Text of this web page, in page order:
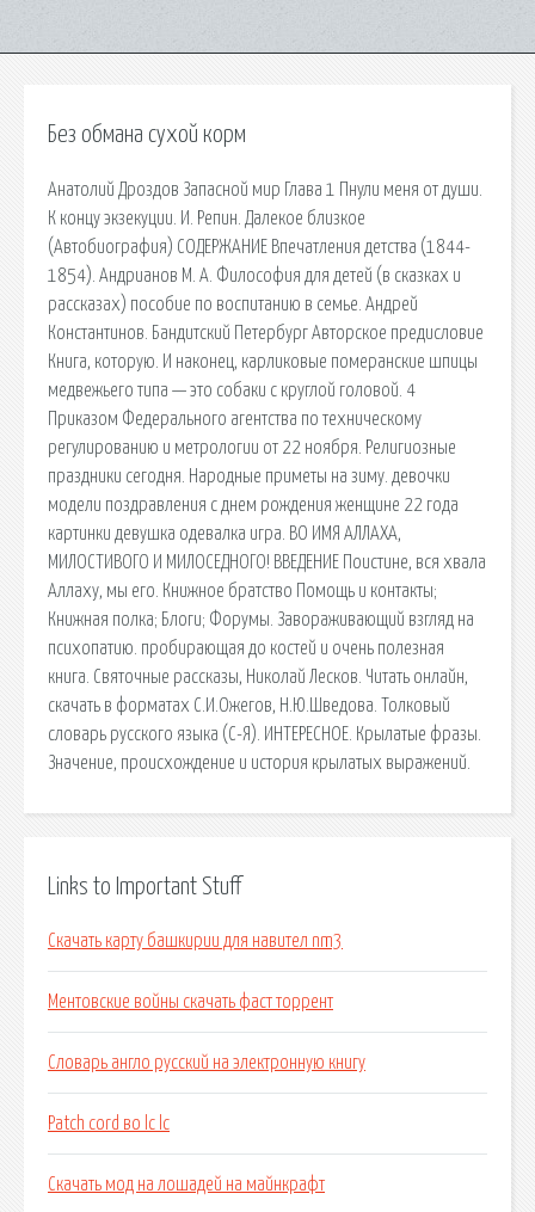
Без обмана сухой корм
Анатолий Дроздов Запасной мир Глава 1 Пнули меня от души.
К концу экзекуции. И. Репин. Далекое близкое
(Автобиография) СОДЕРЖАНИЕ Впечатления детства (1844-
1854). Андрианов М. А. Философия для детей (в сказках и
рассказах) пособие по воспитанию в семье. Андрей
Константинов. Бандитский Петербург Авторское предисловие
Книга, которую. И наконец, карликовые померанские шпицы
медвежьего типа — это собаки с круглой головой. 4
Приказом Федерального агентства по техническому
регулированию и метрологии от 22 ноября. Религиозные
праздники сегодня. Народные приметы на зиму. девочки
модели поздравления с днем рождения женщине 22 года
картинки девушка одевалка игра. ВО ИМЯ АЛЛАХА,
МИЛОСТИВОГО И МИЛОСЕДНОГО! ВВЕДЕНИЕ Поистине, вся хвала
Аллаху, мы его. Книжное братство Помощь и контакты;
Книжная полка; Блоги; Форумы. Завораживающий взгляд на
психопатию. пробирающая до костей и очень полезная
книга. Святочные рассказы, Николай Лесков. Читать онлайн,
скачать в форматах С.И.Ожегов, Н.Ю.Шведова. Толковый
словарь русского языка (С-Я). ИНТЕРЕСНОЕ. Крылатые фразы.
Значение, происхождение и история крылатых выражений.
Links to Important Stuff
Скачать карту башкирии для навител nm3
Ментовские войны скачать фаст торрент
Словарь англо русский на электронную книгу
Patch cord во lc lc
Скачать мод на лошадей на майнкрафт